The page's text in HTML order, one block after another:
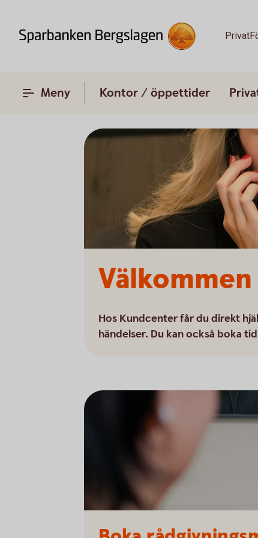
Privat
Meny Kontor / öppettider
Hos Kundcenter får du direkt
händelser. Du kan också boka